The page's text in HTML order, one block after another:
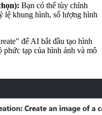
Bạn có thể tùy chỉnh
lệ khung hình, số lượng hình
để AI bắt đầu tạo hình
tạp của hình ảnh và mô